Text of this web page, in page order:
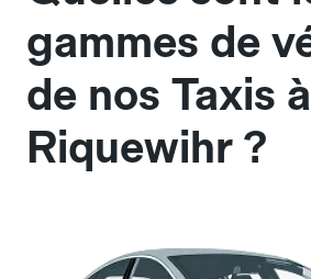
gammes de
de nos Taxis à
Riquewihr ?